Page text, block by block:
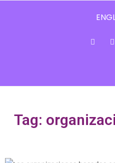
Tag: